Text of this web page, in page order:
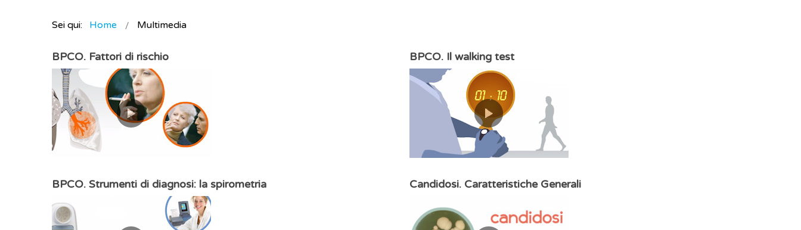
Sei qui: Home Multimedia
BPCO. Fattori di rischio BPCO. Il walking test
BPCO. Strumenti di diagnosi: la spirometria Candidosi. Caratteristiche Generali